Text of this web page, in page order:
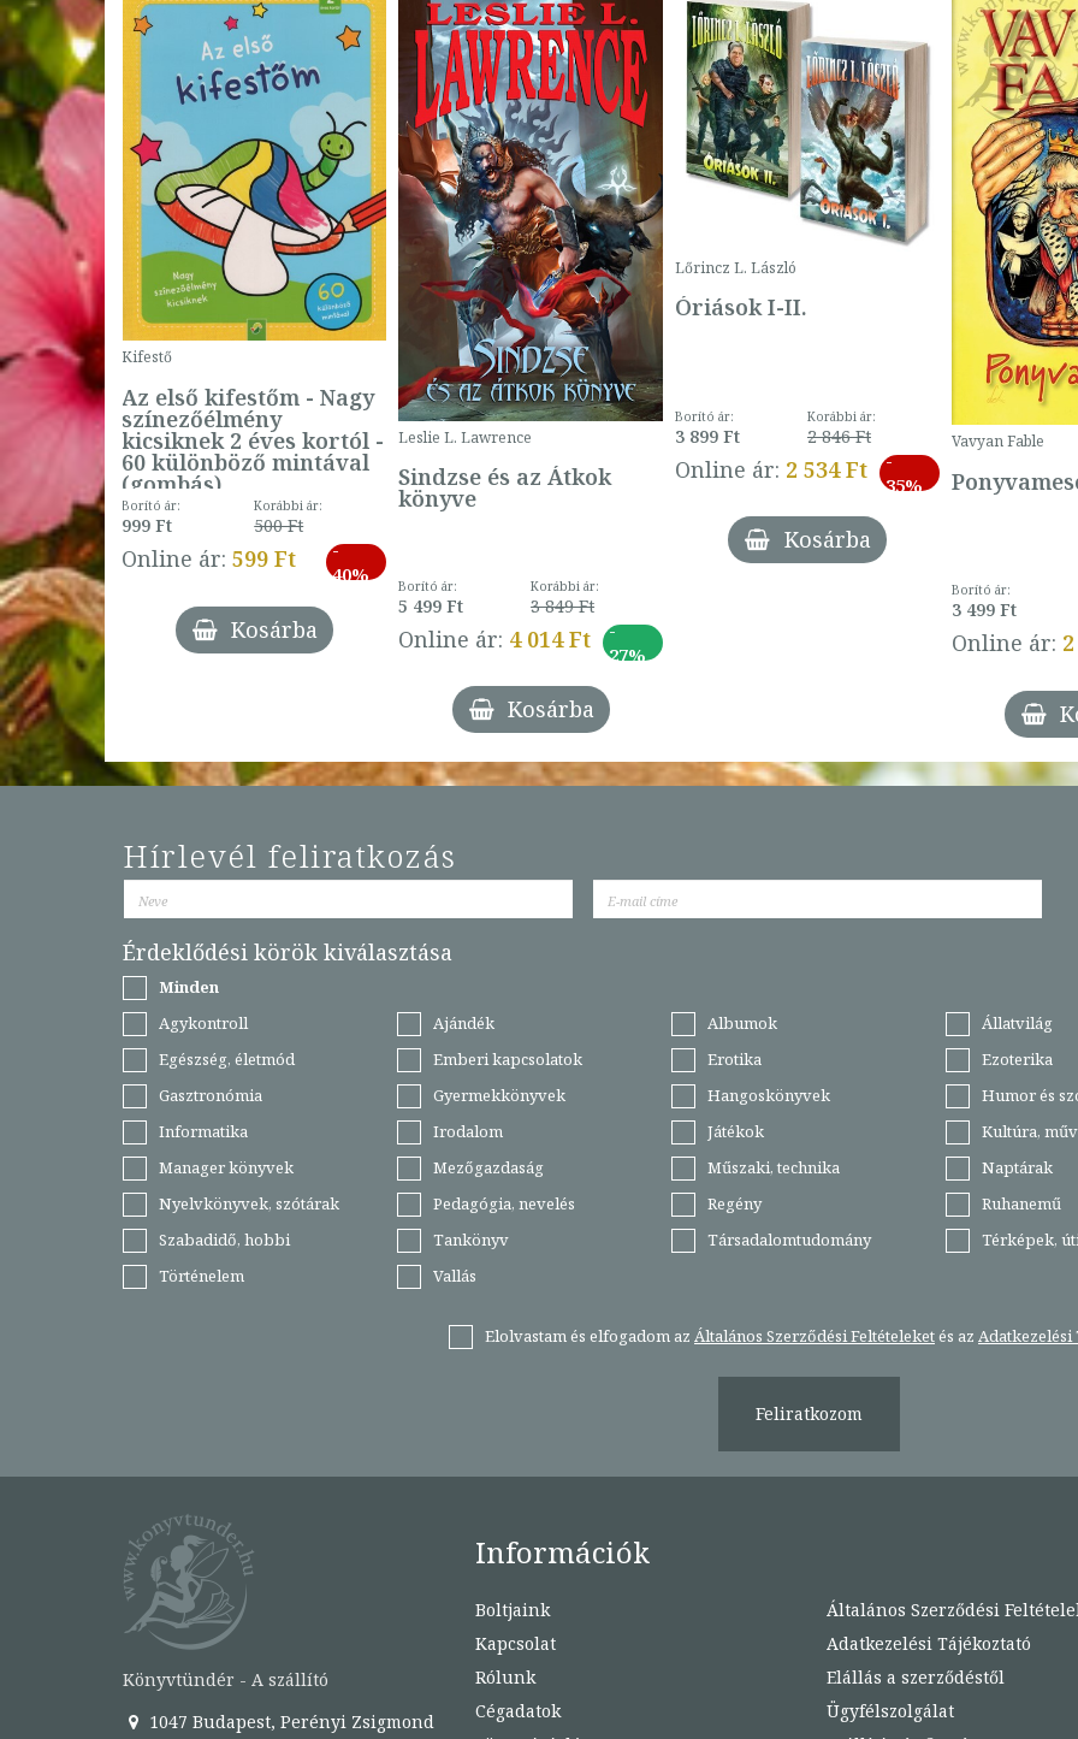
ár:
Ft
Ft
-
27%
Kifestő
Az első kifestőm - Nagy
színezőélmény
kicsiknek 2 éves kortól -
60 különböző mintával
(gombás)
Borító ár:
999 Ft
Korábbi ár:
500 Ft
Online ár: 599 Ft
-
40%
Kosárba
Leslie L. Lawrence
Sindzse és az Átkok
könyve
Borító ár:
5 499 Ft
Korábbi ár:
3 849 Ft
Online ár: 4 014 Ft
-
27%
Kosárba
Lőrincz L. László
Óriások I-II.
Borító ár:
3 899 Ft
Korábbi ár:
2 846 Ft
Online ár: 2 534 Ft
-
35%
Kosárba
Vavyan Fable
Borító ár:
3 499 Ft
Online ár:
Hírlevél feliratkozás
Érdeklődési körök kiválasztása
Minden
Agykontroll
Ajándék Albumok Állatvilág
Egészség, életmód
Emberi kapcsolatok Erotika Ezoterika
Gasztronómia
Gyermekkönyvek Hangoskönyvek Humor és
Informatika
Irodalom Játékok Kultúra,
Manager könyvek
Mezőgazdaság Műszaki, technika Naptárak
Nyelvkönyvek, szótárak
Pedagógia, nevelés Regény Ruhanemű
Szabadidő, hobbi
Tankönyv Társadalomtudomány Térképek,
Történelem
Vallás
Elolvastam és elfogadom az Általános Szerződési Feltételeketés az
Feliratkozom
Könyvtündér - A szállító
1047 Budapest, Perényi Zsigmond
Információk
Boltjaink
Kapcsolat
Rólunk
Cégadatok
Általános Szerződési
Adatkezelési Tájékoztató
Elállás a szerződéstől
Ügyfélszolgálat